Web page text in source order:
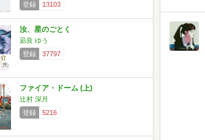
登録
13103
汝、星のごとく
凪良 ゆう
登録
37797
ファイア・ドーム (上)
辻村 深月
登録
5216